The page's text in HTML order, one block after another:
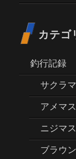
カテゴ
釣行記録
サクラ
アメマス
ニジマス
ブラウ